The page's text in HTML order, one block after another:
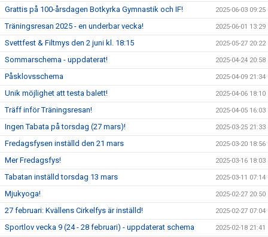
Grattis på 100-årsdagen Botkyrka Gymnastik och IF! 2025-06-03 09:25
Träningsresan 2025 - en underbar vecka! 2025-06-01 13:29
Svettfest & Filtmys den 2 juni kl. 18:15 2025-05-27 20:22
Sommarschema - uppdaterat! 2025-04-24 20:58
Påsklovsschema 2025-04-09 21:34
Unik möjlighet att testa balett! 2025-04-06 18:10
Träff inför Träningsresan! 2025-04-05 16:03
Ingen Tabata på torsdag (27 mars)! 2025-03-25 21:33
Fredagsfysen inställd den 21 mars 2025-03-20 18:56
Mer Fredagsfys! 2025-03-16 18:03
Tabatan inställd torsdag 13 mars 2025-03-11 07:14
Mjukyoga! 2025-02-27 20:50
27 februari: Kvällens Cirkelfys är inställd! 2025-02-27 07:04
Sportlov vecka 9 (24 - 28 februari) - uppdaterat schema 2025-02-18 21:41